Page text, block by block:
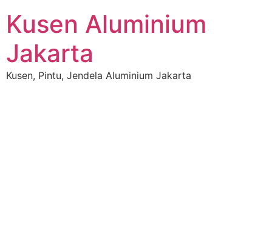
Kusen Aluminium
Jakarta
Kusen, Pintu, Jendela Aluminium Jakarta